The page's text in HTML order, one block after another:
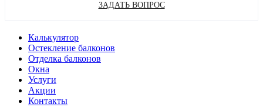
ЗАДАТЬ ВОПРОС
Калькулятор
Остекление балконов
Отделка балконов
Окна
Услуги
Акции
Контакты